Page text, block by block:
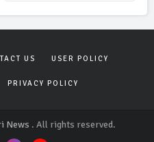
US USER POLICY
PRIVACY POLICY
News . All rights reserved.